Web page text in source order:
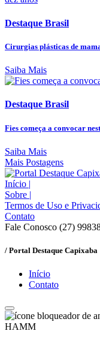
Destaque Brasil
Cirurgias plásticas de
Saiba Mais
Destaque Brasil
Fies começa a convocar
Saiba Mais
Mais Postagens
Início |
Sobre |
Termos de Uso e
Contato
Fale Conosco (27)
/ Portal Destaque Capixaba
Início
Contato
HAMM